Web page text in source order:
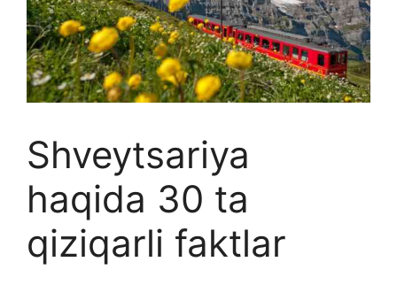
Shveytsariya
haqida 30 ta
qiziqarli faktlar